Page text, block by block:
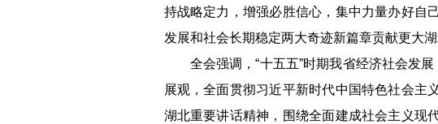
持战略定力，增强必胜信心，集中力量办好自
发展和社会长期稳定两大奇迹新篇章贡献更大湖
全会强调，“十五五”时期我省经济社会发
展观，全面贯彻习近平新时代中国特色社会主
湖北重要讲话精神，围绕全面建成社会主义现